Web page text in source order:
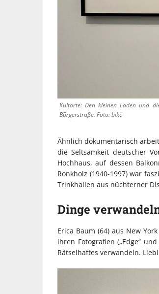
Kultorte: Den kleinen Laden und
Bürgerstraße. Foto: bikö
Ähnlich dokumentarisch
die Seltsamkeit deutscher
Hochhaus, auf dessen
Ronkholz (1940-1997) war
Trinkhallen aus nüchterner
Dinge
Erica Baum (64) aus New
ihren Fotografien („Edge“
Rätselhaftes verwandeln.